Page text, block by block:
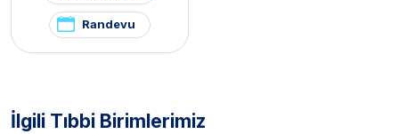
Randevu
İlgili Tıbbi Birimlerimiz